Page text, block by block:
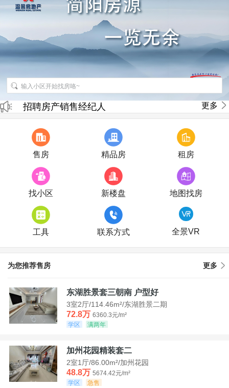
招聘房产销售经纪人
房产直播
更多
售房 精品房 租房
找小区 新楼盘 地图找房
工具 联系方式 全景VR
为您推荐售房 更多
东湖胜景套三朝南 户型好
3室2厅/114.46m²/东湖胜景二期
72.8万 6360.3元/m²
学区
满两年
加州花园精装套二
2室1厅/86.00m²/加州花园
48.8万 5674.42元/m²
学区
急售